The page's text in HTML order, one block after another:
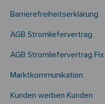
Barrierefreiheitserklärung
AGB Stromliefervertrag
AGB Stromliefervertrag Fix
Marktkommunikation
Kunden werben Kunden